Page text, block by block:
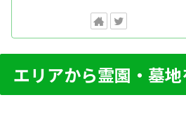
エリアから霊園・墓